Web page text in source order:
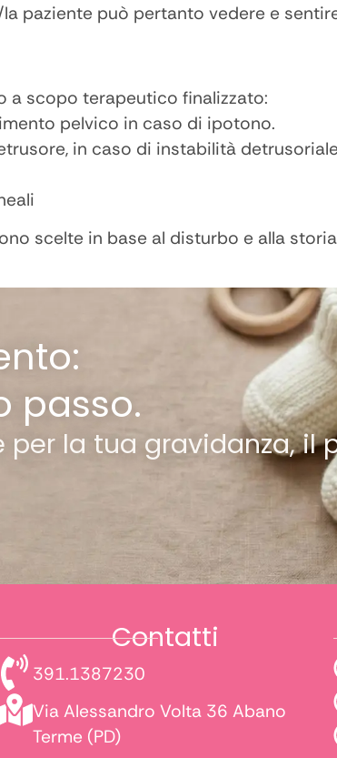
paziente può pertanto vedere e
a scopo terapeutico finalizzato:
pelvico in caso di ipotono.
in caso di instabilità
scelte in base al disturbo e alla
passo.
la tua gravidanza, il
Contatti
391.1387230
Via Alessandro Volta 36 Abano
Terme (PD)